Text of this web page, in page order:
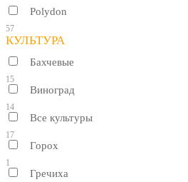
Polydon
57
КУЛЬТУРА
Бахчевые
15
Виноград
14
Все культуры
17
Горох
1
Гречиха